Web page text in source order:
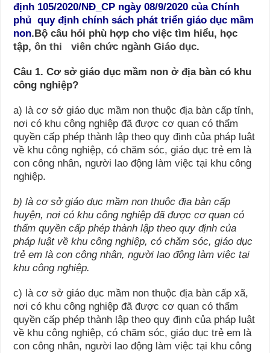
định 105/2020/NĐ_CP ngày 08/9/2020 của Chính
phủ quy định chính sách phát triển giáo dục mầm
non.Bộ câu hỏi phù hợp cho việc tìm hiểu, học
tập,ôn thi viên chức ngành Giáo dục.
Câu 1. Cơ sở giáo dục mầm non ở địa bàn có khu
công nghiệp?
a) là cơ sở giáo dục mầm non thuộc địa bàn cấp tỉnh,
nơi có khu công nghiệp đã được cơ quan có thẩm
quyền cấp phép thành lập theo quy định của pháp luật
về khu công nghiệp, có chăm sóc, giáo dục trẻ em là
con công nhân, người lao động làm việc tại khu công
nghiệp.
b) là cơ sở giáo dục mầm non thuộc địa bàn cấp
huyện, nơi có khu công nghiệp đã được cơ quan có
thẩm quyền cấp phép thành lập theo quy định của
pháp luật về khu công nghiệp, có chăm sóc, giáo dục
trẻ em là con công nhân, người lao động làm việc tại
khu công nghiệp.
c) là cơ sở giáo dục mầm non thuộc địa bàn cấp xã,
nơi có khu công nghiệp đã được cơ quan có thẩm
quyền cấp phép thành lập theo quy định của pháp luật
về khu công nghiệp, có chăm sóc, giáo dục trẻ em là
con công nhân, người lao động làm việc tại khu công